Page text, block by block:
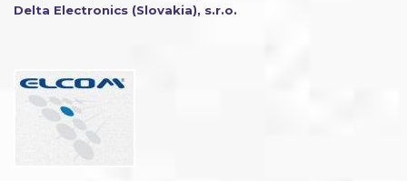
Delta Electronics (Slovakia), s.r.o.